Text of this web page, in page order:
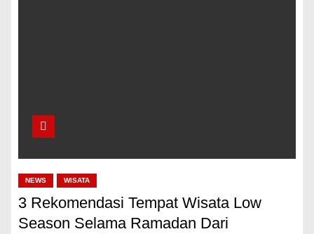
NEWS WISATA
3 Rekomendasi Tempat Wisata Low
Season Selama Ramadan Dari